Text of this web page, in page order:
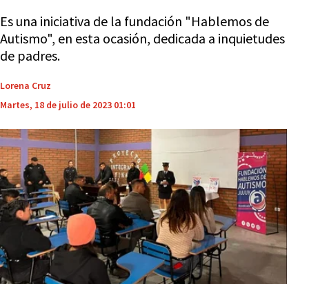
Es una iniciativa de la fundación "Hablemos de
Autismo", en esta ocasión, dedicada a inquietudes
de padres.
Lorena Cruz
Martes, 18 de julio de 2023 01:01